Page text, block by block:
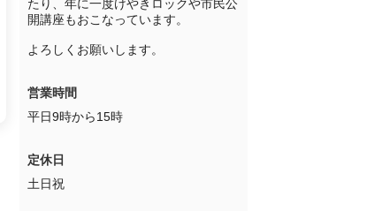
たり、年に一度けやきロックや市民公
開講座もおこなっています。
よろしくお願いします。
営業時間
平日9時から15時
定休日
土日祝